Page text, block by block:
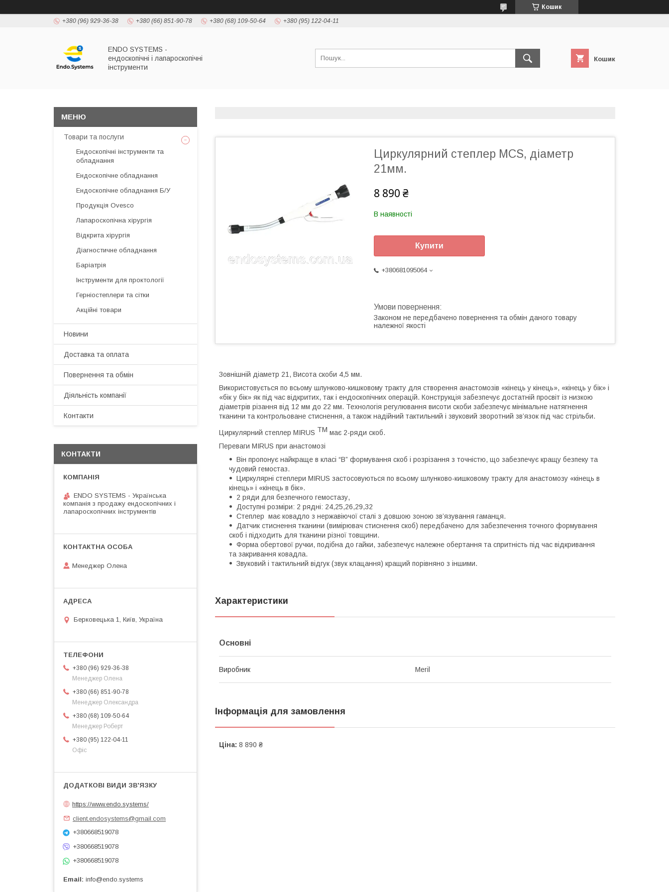
Кошик
+380 (96) 929-36-38 +380 (66) 851-90-78 +380 (68) 109-50-64 +380 (95) 122-04-11
ENDO SYSTEMS -
ендоскопічні і лапароскопічні
інструменти
Кошик
Циркулярний степлер MCS, діаметр
21мм.
8 890 ₴
В наявності
Купити
+380681095064
Законом не передбачено повернення та обмін даного товару
належної якості
Зовнішній діаметр 21, Висота скоби 4,5 мм.
Використовується по всьому шлунково-кишковому тракту для створення анастомозів «кінець у кінець», «кінець у бік» і
«бік у бік» як під час відкритих, так і ендоскопічних операцій. Конструкція забезпечує достатній просвіт із низкою
діаметрів різання від 12 мм до 22 мм. Технологія регулювання висоти скоби забезпечує мінімальне натягнення
тканини та контрольоване стиснення, а також надійний тактильний і звуковий зворотний зв’язок під час стрільби.
Циркулярний степлер MIRUS TM має 2-ряди скоб.
Переваги MIRUS при анастомозі
Він пропонує найкраще в класі “B” формування скоб і розрізання з точністю, що забезпечує кращу безпеку та
чудовий гемостаз.
Циркулярні степлери MIRUS застосовуються по всьому шлунково-кишковому тракту для анастомозу «кінець в
кінець» і «кінець в бік».
2 ряди для безпечного гемостазу,
Доступні розміри: 2 рядні: 24,25,26,29,32
Степлер має ковадло з нержавіючої сталі з довшою зоною зв’язування гаманця.
Датчик стиснення тканини (вимірювач стиснення скоб) передбачено для забезпечення точного формування
скоб і підходить для тканини різної товщини.
Форма обертової ручки, подібна до гайки, забезпечує належне обертання та спритність під час відкривання
та закривання ковадла.
Звуковий і тактильний відгук (звук клацання) кращий порівняно з іншими.
Характеристики
Основні
Виробник Meril
Інформація для замовлення
Ціна: 8 890 ₴
Товари та послуги
Ендоскопічні інструменти та
обладнання
Ендоскопічне обладнання
Ендоскопічне обладнання Б/У
Продукція Ovesco
Лапароскопічна хірургія
Відкрита хірургія
Діагностичне обладнання
Баріатрія
Інструменти для проктології
Герніостеплери та сітки
Акційні товари
Новини
Доставка та оплата
Повернення та обмін
Діяльність компанії
Контакти
КОНТАКТИ
ENDO SYSTEMS - Українська
компанія з продажу ендоскопічних і
лапароскопічних інструментів
Менеджер Олена
Берковецька 1, Київ, Україна
+380 (96) 929-36-38
Менеджер Олена
+380 (66) 851-90-78
Менеджер Олександра
+380 (68) 109-50-64
Менеджер Роберт
+380 (95) 122-04-11
Офіс
https://www.endo.systems/
client.endosystems@gmail.com
+380668519078
+380668519078
+380668519078
Email info@endo.systems